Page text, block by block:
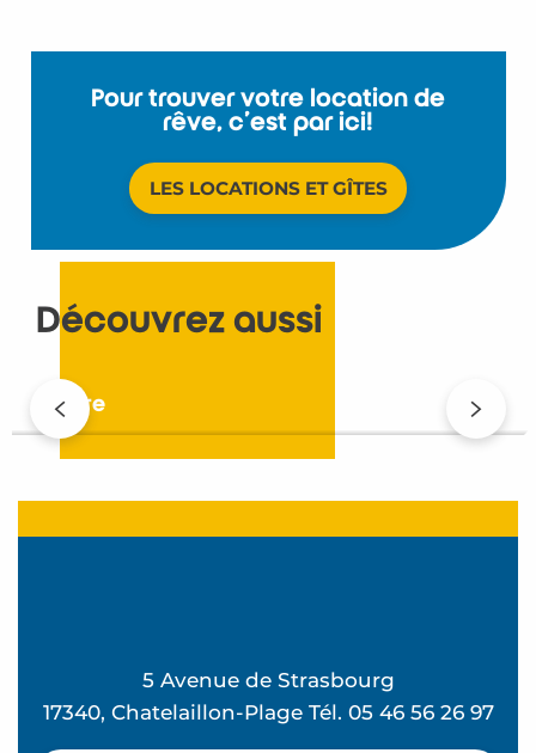
Pour trouver votre location de
rêve, c’est par ici!
LES LOCATIONS ET GÎTES
Découvrez aussi
À vivre
5 Avenue de Strasbourg
17340, Chatelaillon-Plage Tél. 05 46 56 26 97